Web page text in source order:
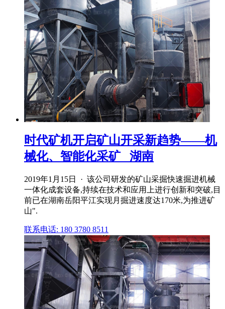
时代矿机开启矿山开采新趋势——机
械化、智能化采矿 _湖南
2019年1月15日 · 该公司研发的矿山采掘快速掘进机械
一体化成套设备,持续在技术和应用上进行创新和突破,目
前已在湖南岳阳平江实现月掘进速度达170米,为推进矿
山".
联系电话: 180 3780 8511